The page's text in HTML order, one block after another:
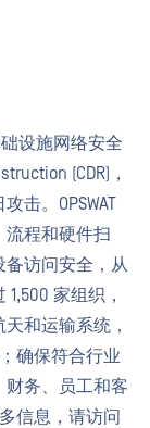
础设施网络安全
(CDR)，
击。OPSWAT
流程和硬件扫
访问安全，从
家组织，
和运输系统，
确保符合行业
务、员工和客
信息，请访问